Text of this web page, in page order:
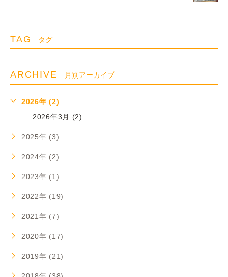
TAG タグ
ARCHIVE 月別アーカイブ
2026年 (2)
2026年3月 (2)
2025年 (3)
2024年 (2)
2023年 (1)
2022年 (19)
2021年 (7)
2020年 (17)
2019年 (21)